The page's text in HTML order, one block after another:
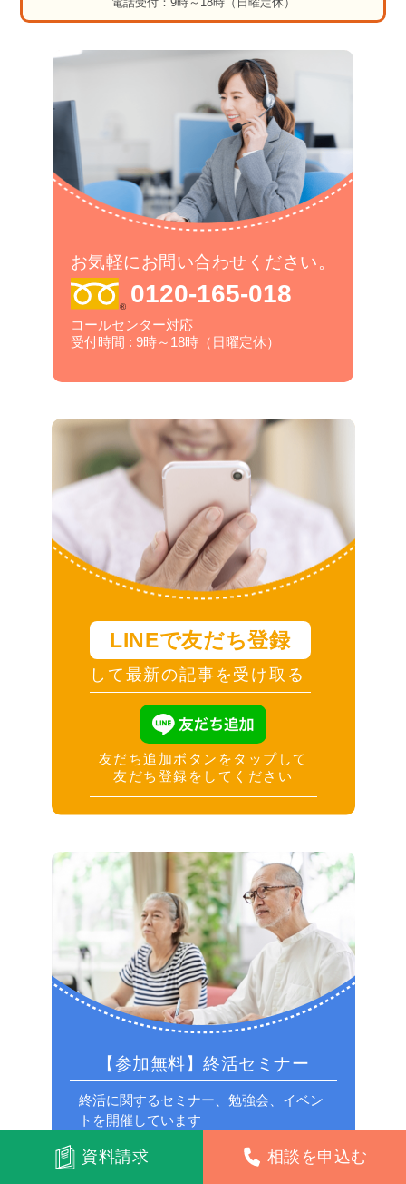
お気軽にお問い合わせください。
0120-165-018
コールセンター対応
受付時間 : 9時～18時（日曜定休）
LINEで友だち登録
して最新の記事を受け取る
友だち追加ボタンをタップして
友だち登録をしてください
【参加無料】終活セミナー
終活に関するセミナー、勉強会、イベン
トを開催しています
セミナー参加はこちらから
資料請求 相談を申込む